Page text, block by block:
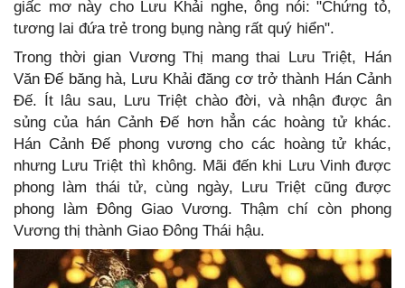
giấc mơ này cho Lưu Khải nghe, ông nói: "Chứng tỏ,
tương lai đứa trẻ trong bụng nàng rất quý hiển".
Trong thời gian Vương Thị mang thai Lưu Triệt, Hán
Văn Đế băng hà, Lưu Khải đăng cơ trở thành Hán Cảnh
Đế. Ít lâu sau, Lưu Triệt chào đời, và nhận được ân
sủng của hán Cảnh Đế hơn hẳn các hoàng tử khác.
Hán Cảnh Đế phong vương cho các hoàng tử khác,
nhưng Lưu Triệt thì không. Mãi đến khi Lưu Vinh được
phong làm thái tử, cùng ngày, Lưu Triệt cũng được
phong làm Đông Giao Vương. Thậm chí còn phong
Vương thị thành Giao Đông Thái hậu.